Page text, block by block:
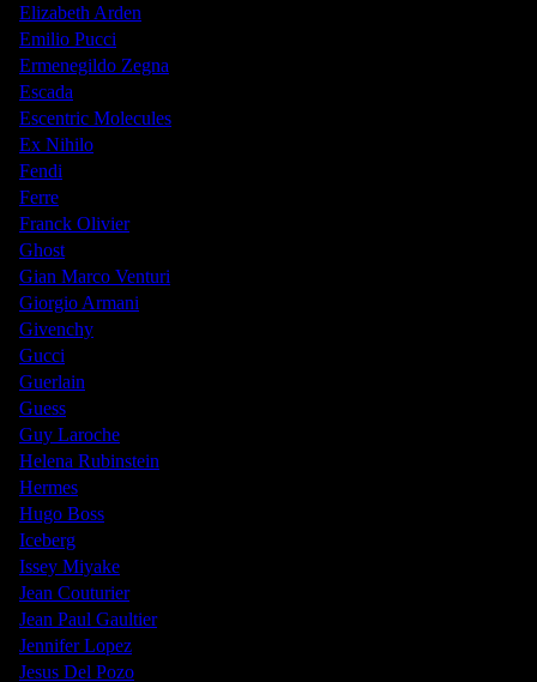
Elizabeth Arden
Emilio Pucci
Ermenegildo Zegna
Escada
Escentric Molecules
Ex Nihilo
Fendi
Ferre
Franck Olivier
Ghost
Gian Marco Venturi
Giorgio Armani
Givenchy
Gucci
Guerlain
Guess
Guy Laroche
Helena Rubinstein
Hermes
Hugo Boss
Iceberg
Issey Miyake
Jean Couturier
Jean Paul Gaultier
Jennifer Lopez
Jesus Del Pozo